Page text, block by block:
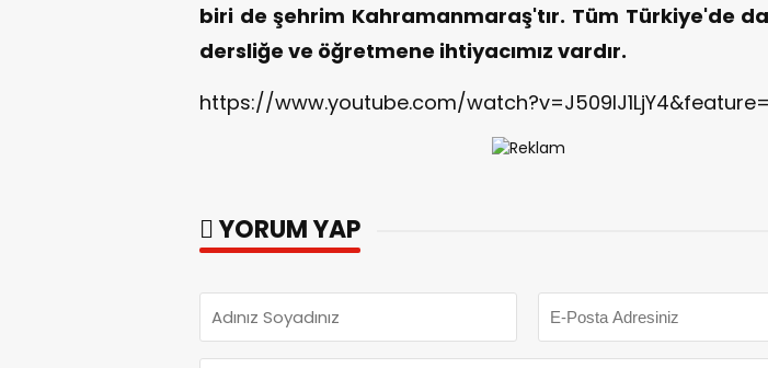
biri de şehrim Kahramanmaraş'tır. Tüm Türkiye'de
dersliğe ve öğretmene ihtiyacımız vardır.
https://www.youtube.com/
YORUM YAP